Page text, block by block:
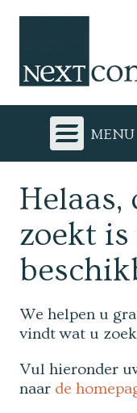
menu
Helaas,
zoekt
We helpen u
vindt wat u
Vul hieronder
naar de